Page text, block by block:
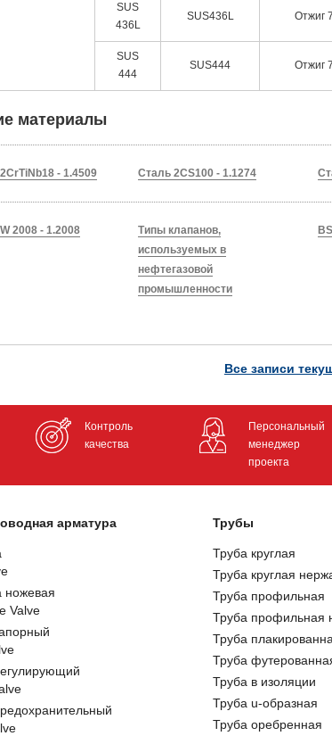
SUS
436L
SUS436L Отжиг
SUS
444
SUS444 Отжиг
материалы
- 1.4509 Сталь 2CS100 - 1.1274
2008 - 1.2008
Типы клапанов,
используемых в
нефтегазовой
промышленности
Все записи
Контроль
качества
Персональный
менеджер
проекта
арматура
ножевая
Valve
Трубы
Труба круглая
Труба круглая
Труба профильная
Труба профильная
Труба
Труба
Труба в изоляции
Труба u-образная
Труба оребренная